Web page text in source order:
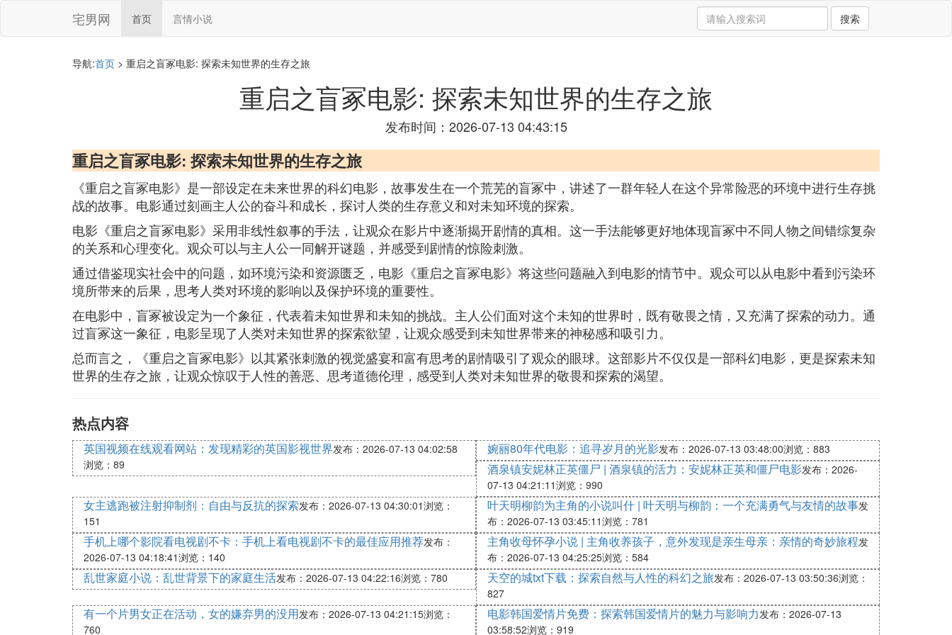
宅男网 首页 言情小说 搜索
导航:首页 > 重启之盲冢电影: 探索未知世界的生存之旅
重启之盲冢电影: 探索未知世界的生存之旅
发布时间：2026-07-13 04:43:15
重启之盲冢电影: 探索未知世界的生存之旅
《重启之盲冢电影》是一部设定在未来世界的科幻电影，故事发生在一个荒芜的盲冢中，讲述了一群年轻人在这个异常险恶的环境中进行生存挑
战的故事。电影通过刻画主人公的奋斗和成长，探讨人类的生存意义和对未知环境的探索。
电影《重启之盲冢电影》采用非线性叙事的手法，让观众在影片中逐渐揭开剧情的真相。这一手法能够更好地体现盲冢中不同人物之间错综复杂
的关系和心理变化。观众可以与主人公一同解开谜题，并感受到剧情的惊险刺激。
通过借鉴现实社会中的问题，如环境污染和资源匮乏，电影《重启之盲冢电影》将这些问题融入到电影的情节中。观众可以从电影中看到污染环
境所带来的后果，思考人类对环境的影响以及保护环境的重要性。
在电影中，盲冢被设定为一个象征，代表着未知世界和未知的挑战。主人公们面对这个未知的世界时，既有敬畏之情，又充满了探索的动力。通
过盲冢这一象征，电影呈现了人类对未知世界的探索欲望，让观众感受到未知世界带来的神秘感和吸引力。
总而言之，《重启之盲冢电影》以其紧张刺激的视觉盛宴和富有思考的剧情吸引了观众的眼球。这部影片不仅仅是一部科幻电影，更是探索未知
世界的生存之旅，让观众惊叹于人性的善恶、思考道德伦理，感受到人类对未知世界的敬畏和探索的渴望。
热点内容
英国视频在线观看网站：发现精彩的英国影视世界发布：2026-07-13 04:02:58
浏览：89
婉丽80年代电影：追寻岁月的光影发布：2026-07-13 03:48:00浏览：883
酒泉镇安妮林正英僵尸 | 酒泉镇的活力：安妮林正英和僵尸电影发布：2026-
07-13 04:21:11浏览：990
女主逃跑被注射抑制剂：自由与反抗的探索发布：2026-07-13 04:30:01浏览：
151
叶天明柳韵为主角的小说叫什 | 叶天明与柳韵：一个充满勇气与友情的故事发
布：2026-07-13 03:45:11浏览：781
手机上哪个影院看电视剧不卡：手机上看电视剧不卡的最佳应用推荐发布：
2026-07-13 04:18:41浏览：140
主角收母怀孕小说 | 主角收养孩子，意外发现是亲生母亲：亲情的奇妙旅程发
布：2026-07-13 04:25:25浏览：584
乱世家庭小说：乱世背景下的家庭生活发布：2026-07-13 04:22:16浏览：780 天空的城txt下载：探索自然与人性的科幻之旅发布：2026-07-13 03:50:36浏览：
827
有一个片男女正在活动，女的嫌弃男的没用发布：2026-07-13 04:21:15浏览：
760
电影韩国爱情片免费：探索韩国爱情片的魅力与影响力发布：2026-07-13
03:58:52浏览：919